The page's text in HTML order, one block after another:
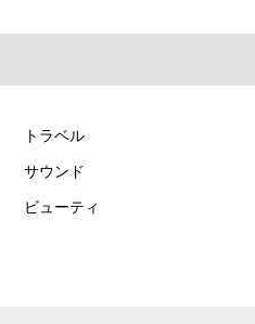
トラベル
サウンド
ビューティ